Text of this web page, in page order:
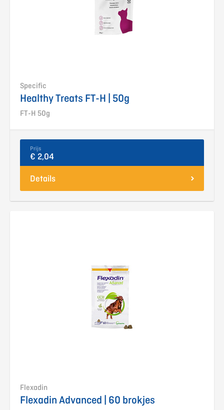
Specific
Healthy Treats FT-H | 50g
FT-H 50g
Prijs
€ 2,04
Details
Flexadin
Flexadin Advanced | 60 brokjes